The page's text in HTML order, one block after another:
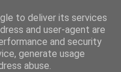
to deliver its services
and user-agent are
and security
generate usage
abuse.